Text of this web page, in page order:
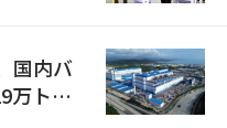
国内バ
万トン